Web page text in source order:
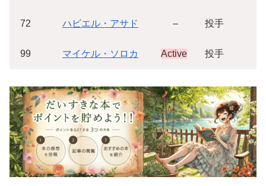
72 ハビエル・アサド – 投手
99 マイケル・ソロカ Active 投手